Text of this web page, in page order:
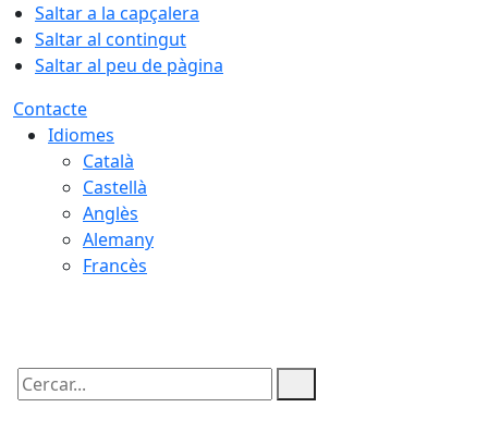
Saltar a la capçalera
Saltar al contingut
Saltar al peu de pàgina
Contacte
Idiomes
Català
Castellà
Anglès
Alemany
Francès
Cercar: